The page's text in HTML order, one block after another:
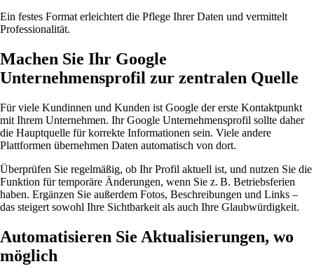
Ein festes Format erleichtert die Pflege Ihrer Daten und vermittelt
Professionalität.
Machen Sie Ihr Google
Unternehmensprofil zur zentralen Quelle
Für viele Kundinnen und Kunden ist Google der erste Kontaktpunkt
mit Ihrem Unternehmen. Ihr Google Unternehmensprofil sollte daher
die Hauptquelle für korrekte Informationen sein. Viele andere
Plattformen übernehmen Daten automatisch von dort.
Überprüfen Sie regelmäßig, ob Ihr Profil aktuell ist, und nutzen Sie die
Funktion für temporäre Änderungen, wenn Sie z. B. Betriebsferien
haben. Ergänzen Sie außerdem Fotos, Beschreibungen und Links –
das steigert sowohl Ihre Sichtbarkeit als auch Ihre Glaubwürdigkeit.
Automatisieren Sie Aktualisierungen, wo
möglich